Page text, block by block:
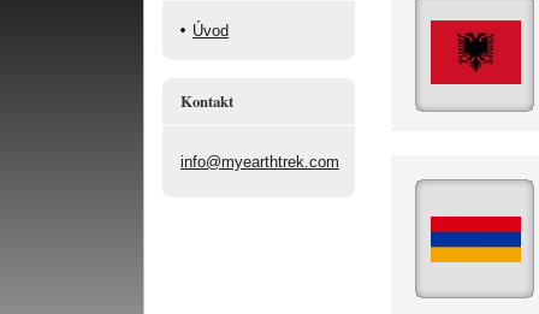
Úvod
Kontakt
info@myearthtrek.com